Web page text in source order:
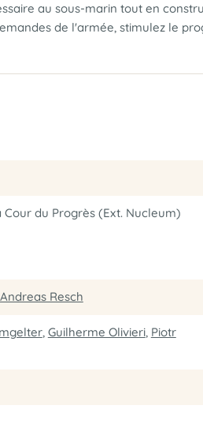
au sous-marin tout en
de l'armée, stimulez le
du Progrès (Ext. Nucleum)
Andreas Resch
, Guilherme Olivieri, Piotr